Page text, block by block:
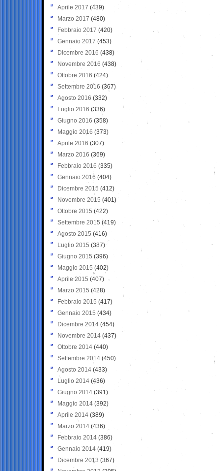
Aprile 2017 (439)
Marzo 2017 (480)
Febbraio 2017 (420)
Gennaio 2017 (453)
Dicembre 2016 (438)
Novembre 2016 (438)
Ottobre 2016 (424)
Settembre 2016 (367)
Agosto 2016 (332)
Luglio 2016 (336)
Giugno 2016 (358)
Maggio 2016 (373)
Aprile 2016 (307)
Marzo 2016 (369)
Febbraio 2016 (335)
Gennaio 2016 (404)
Dicembre 2015 (412)
Novembre 2015 (401)
Ottobre 2015 (422)
Settembre 2015 (419)
Agosto 2015 (416)
Luglio 2015 (387)
Giugno 2015 (396)
Maggio 2015 (402)
Aprile 2015 (407)
Marzo 2015 (428)
Febbraio 2015 (417)
Gennaio 2015 (434)
Dicembre 2014 (454)
Novembre 2014 (437)
Ottobre 2014 (440)
Settembre 2014 (450)
Agosto 2014 (433)
Luglio 2014 (436)
Giugno 2014 (391)
Maggio 2014 (392)
Aprile 2014 (389)
Marzo 2014 (436)
Febbraio 2014 (386)
Gennaio 2014 (419)
Dicembre 2013 (367)